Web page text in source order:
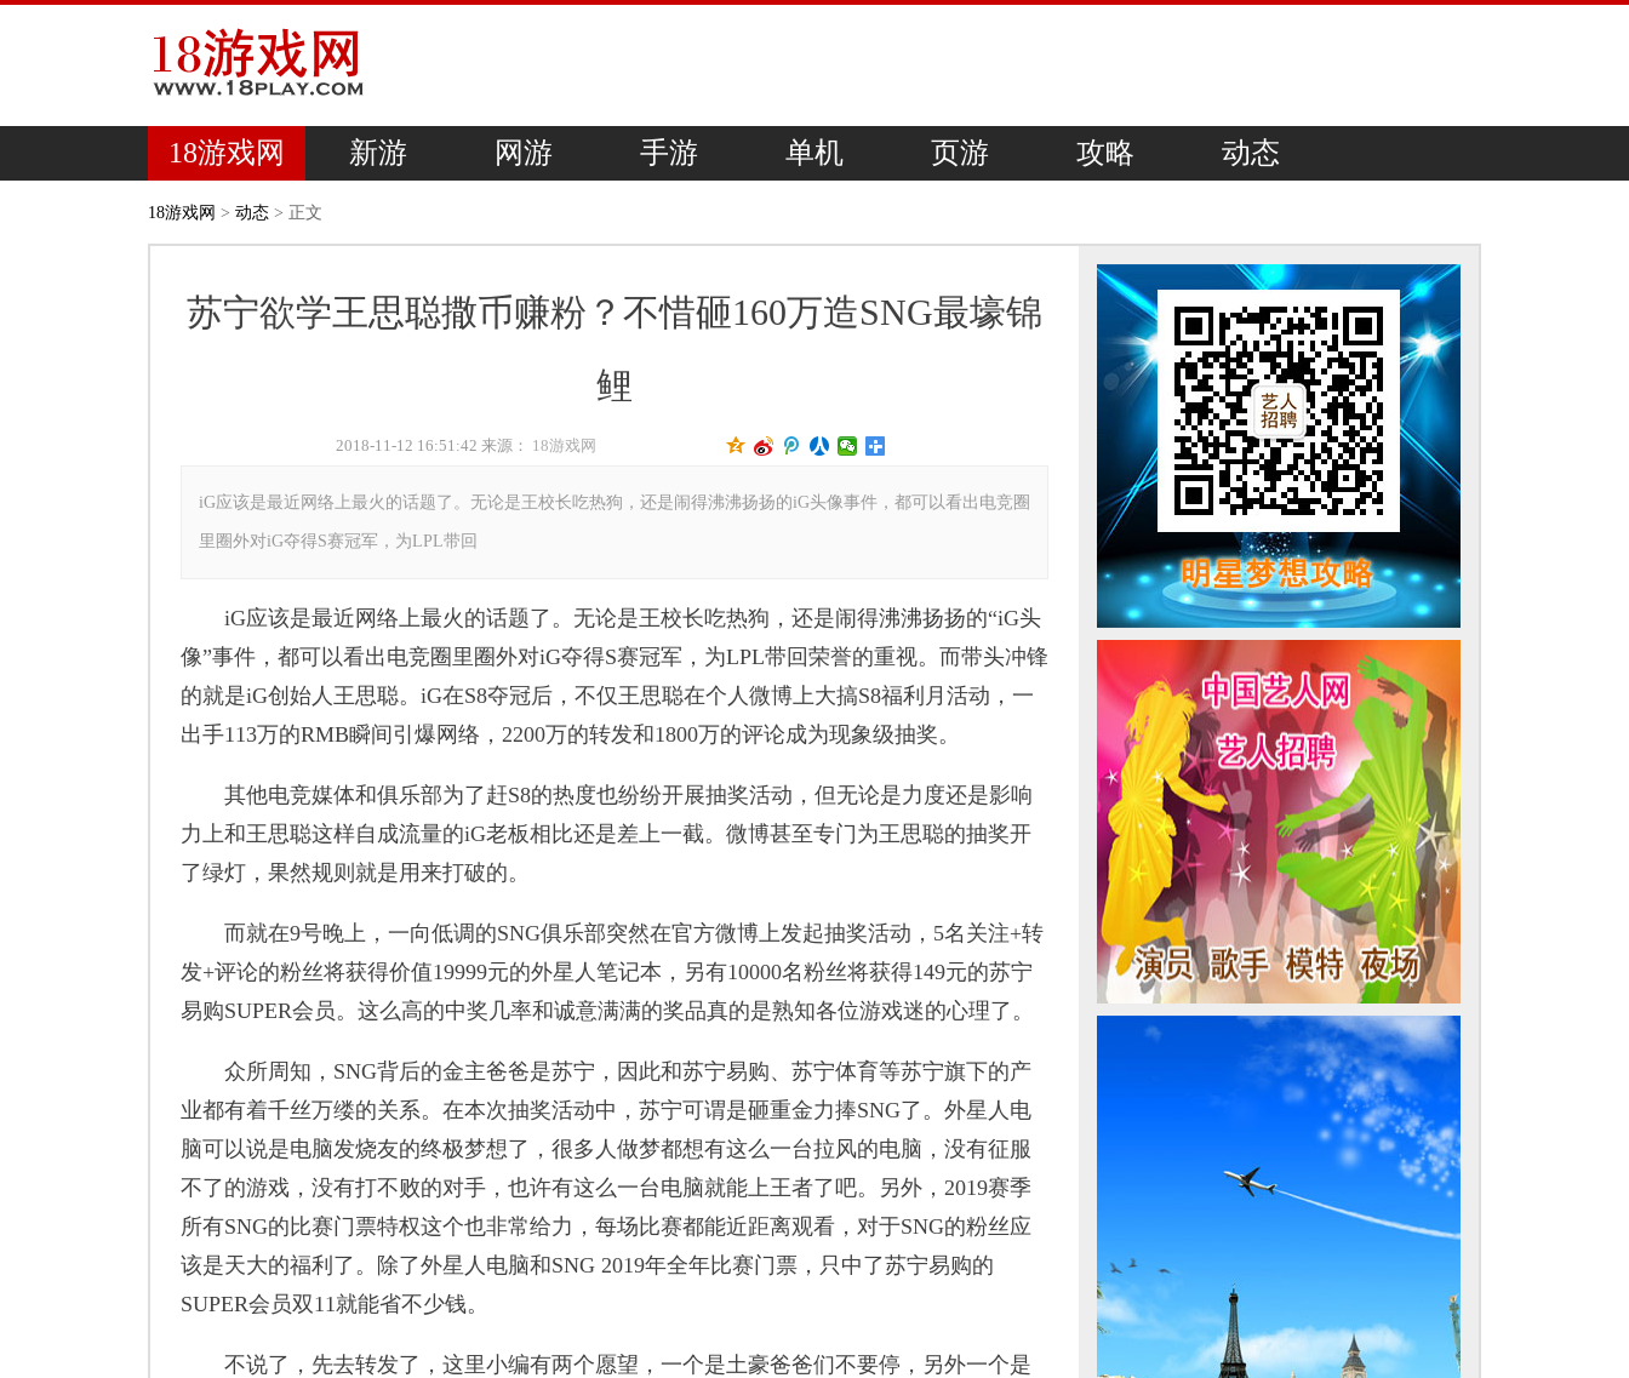
18游戏网 新游 网游 手游 单机 页游 攻略 动态
18游戏网 > 动态 > 正文
苏宁欲学王思聪撒币赚粉？不惜砸160万造SNG最壕锦
鲤
2018-11-12 16:51:42 来源： 18游戏网
iG应该是最近网络上最火的话题了。无论是王校长吃热狗，还是闹得沸沸扬扬的iG头像事件，都可以看出电竞圈
里圈外对iG夺得S赛冠军，为LPL带回
iG应该是最近网络上最火的话题了。无论是王校长吃热狗，还是闹得沸沸扬扬的“iG头
像”事件，都可以看出电竞圈里圈外对iG夺得S赛冠军，为LPL带回荣誉的重视。而带头冲锋
的就是iG创始人王思聪。iG在S8夺冠后，不仅王思聪在个人微博上大搞S8福利月活动，一
出手113万的RMB瞬间引爆网络，2200万的转发和1800万的评论成为现象级抽奖。
其他电竞媒体和俱乐部为了赶S8的热度也纷纷开展抽奖活动，但无论是力度还是影响
力上和王思聪这样自成流量的iG老板相比还是差上一截。微博甚至专门为王思聪的抽奖开
了绿灯，果然规则就是用来打破的。
而就在9号晚上，一向低调的SNG俱乐部突然在官方微博上发起抽奖活动，5名关注+转
发+评论的粉丝将获得价值19999元的外星人笔记本，另有10000名粉丝将获得149元的苏宁
易购SUPER会员。这么高的中奖几率和诚意满满的奖品真的是熟知各位游戏迷的心理了。
众所周知，SNG背后的金主爸爸是苏宁，因此和苏宁易购、苏宁体育等苏宁旗下的产
业都有着千丝万缕的关系。在本次抽奖活动中，苏宁可谓是砸重金力捧SNG了。外星人电
脑可以说是电脑发烧友的终极梦想了，很多人做梦都想有这么一台拉风的电脑，没有征服
不了的游戏，没有打不败的对手，也许有这么一台电脑就能上王者了吧。另外，2019赛季
所有SNG的比赛门票特权这个也非常给力，每场比赛都能近距离观看，对于SNG的粉丝应
该是天大的福利了。除了外星人电脑和SNG 2019年全年比赛门票，只中了苏宁易购的
SUPER会员双11就能省不少钱。
不说了，先去转发了，这里小编有两个愿望，一个是土豪爸爸们不要停，另外一个是